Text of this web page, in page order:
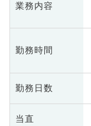
業務内容
勤務時間
勤務日数
当直